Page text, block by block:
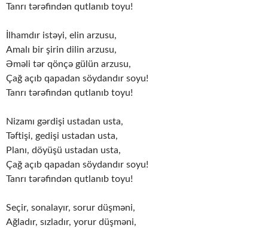
Tanrı tərəfindən qutlanıb toyu!
İlhamdır istəyi, elin arzusu,
Amalı bir şirin dilin arzusu,
Əməli tər qönçə gülün arzusu,
Çağ açıb qapadan söydandır soyu!
Tanrı tərəfindən qutlanıb toyu!
Nizamı gərdişi ustadan usta,
Təftişi, gedişi ustadan usta,
Planı, döyüşü ustadan usta,
Çağ açıb qapadan söydandır soyu!
Tanrı tərəfindən qutlanıb toyu!
Seçir, sonalayır, sorur düşməni,
Ağladır, sızladır, yorur düşməni,